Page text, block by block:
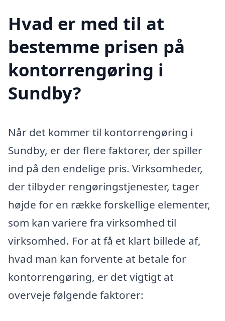
Hvad er med til at
bestemme prisen på
kontorrengøring i
Sundby?
Når det kommer til kontorrengøring i
Sundby, er der flere faktorer, der spiller
ind på den endelige pris. Virksomheder,
der tilbyder rengøringstjenester, tager
højde for en række forskellige elementer,
som kan variere fra virksomhed til
virksomhed. For at få et klart billede af,
hvad man kan forvente at betale for
kontorrengøring, er det vigtigt at
overveje følgende faktorer: